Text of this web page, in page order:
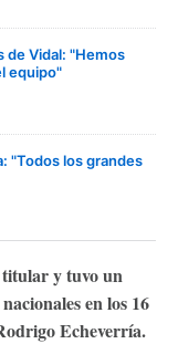
de Vidal: "Hemos
equipo"
"Todos los grandes
y tuvo un
en los 16
Echeverría.